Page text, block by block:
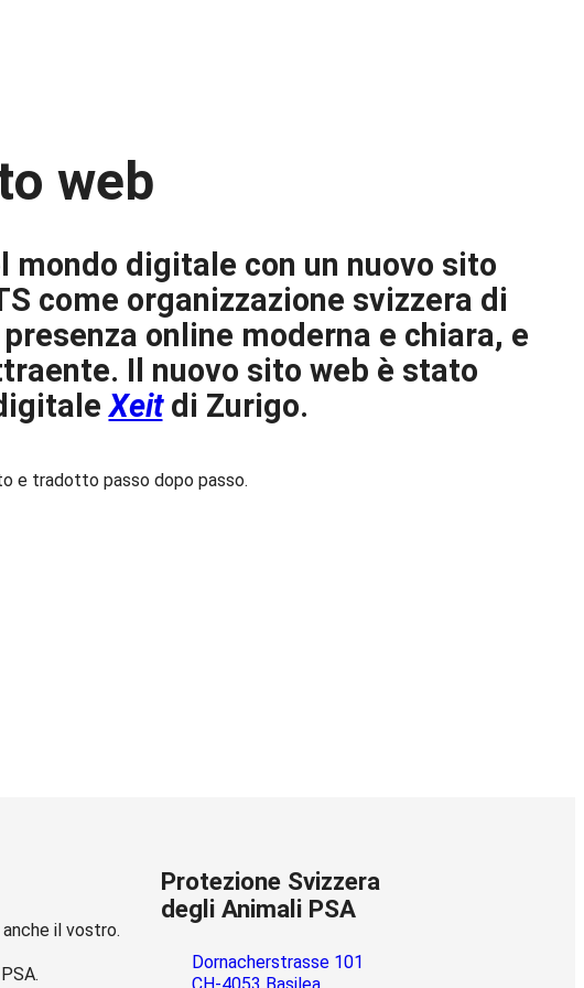
web
mondo digitale con un nuovo sito
come organizzazione svizzera di
online moderna e chiara, e
Il nuovo sito web è stato
Xeitdi Zurigo.
e tradotto passo dopo passo.
anche il vostro.
Protezione Svizzera
degli Animali PSA
Dornacherstrasse 101